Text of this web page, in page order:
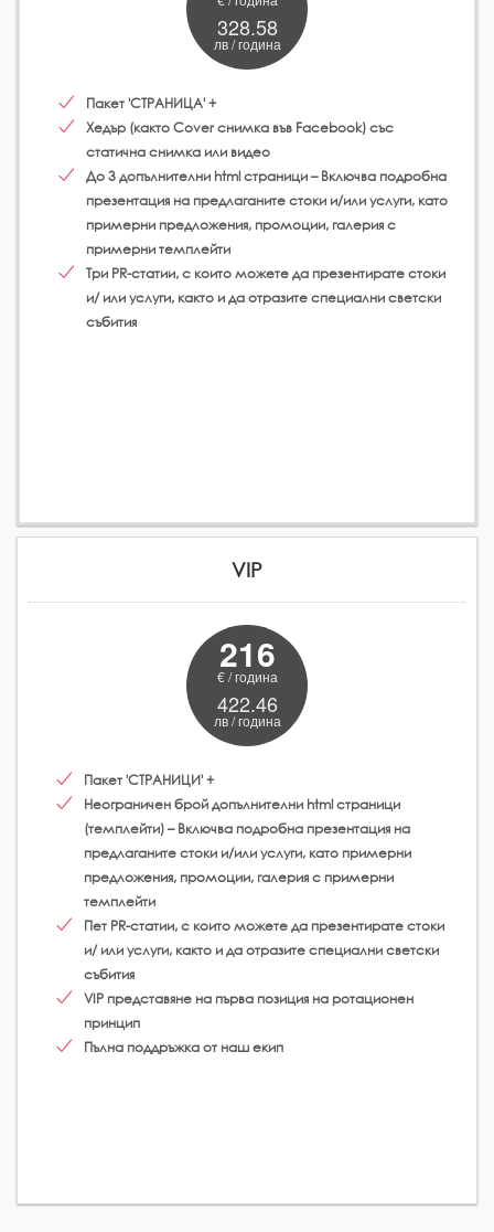
328.58
лв / година
Пакет 'СТРАНИЦА' +
Хедър (както Cover снимка във Facebook) със
статична снимка или видео
До 3 допълнителни html страници – Включва подробна
презентация на предлаганите стоки и/или услуги, като
примерни предложения, промоции, галерия с
примерни темплейти
Три PR-статии, с които можете да презентирате стоки
и/ или услуги, както и да отразите специални светски
събития
VIP
216
€ / година
422.46
лв / година
Пакет 'СТРАНИЦИ' +
Неограничен брой допълнителни html страници
(темплейти) – Включва подробна презентация на
предлаганите стоки и/или услуги, като примерни
предложения, промоции, галерия с примерни
темплейти
Пет PR-статии, с които можете да презентирате стоки
и/ или услуги, както и да отразите специални светски
събития
VIP представяне на първа позиция на ротационен
принцип
Пълна поддръжка от наш екип